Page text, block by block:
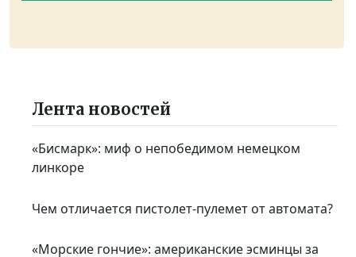
Лента новостей
«Бисмарк»: миф о непобедимом немецком
линкоре
Чем отличается пистолет-пулемет от автомата?
«Морские гончие»: американские эсминцы за